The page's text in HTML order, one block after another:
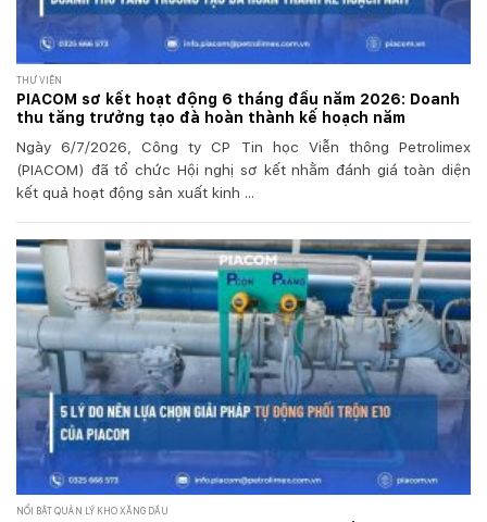
THƯ VIỆN
PIACOM sơ kết hoạt động 6 tháng đầu năm 2026: Doanh
thu tăng trưởng tạo đà hoàn thành kế hoạch năm
Ngày 6/7/2026, Công ty CP Tin học Viễn thông Petrolimex
(PIACOM) đã tổ chức Hội nghị sơ kết nhằm đánh giá toàn diện
kết quả hoạt động sản xuất kinh ...
NỔI BẬT QUẢN LÝ KHO XĂNG DẦU